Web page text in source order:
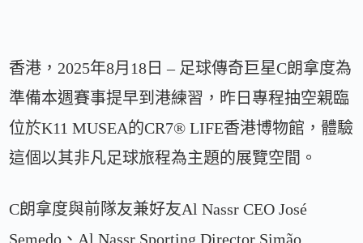
香港，2025年8月18日 – 足球傳奇巨星C朗拿度為
準備本週賽事提早到港練習，昨日專程抽空親臨
位於K11 MUSEA的CR7®️ LIFE香港博物館，體驗
這個以其非凡足球旅程為主題的展覽空間。
C朗拿度與前隊友兼好友Al Nassr CEO José
Semedo、Al Nassr Sporting Director Simão